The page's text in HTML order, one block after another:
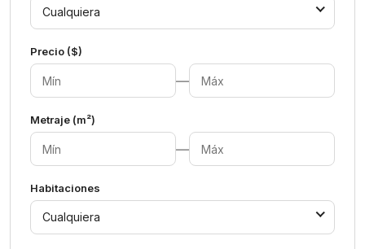
Cualquiera
Precio ($)
—
Metraje (m²)
—
Habitaciones
Cualquiera